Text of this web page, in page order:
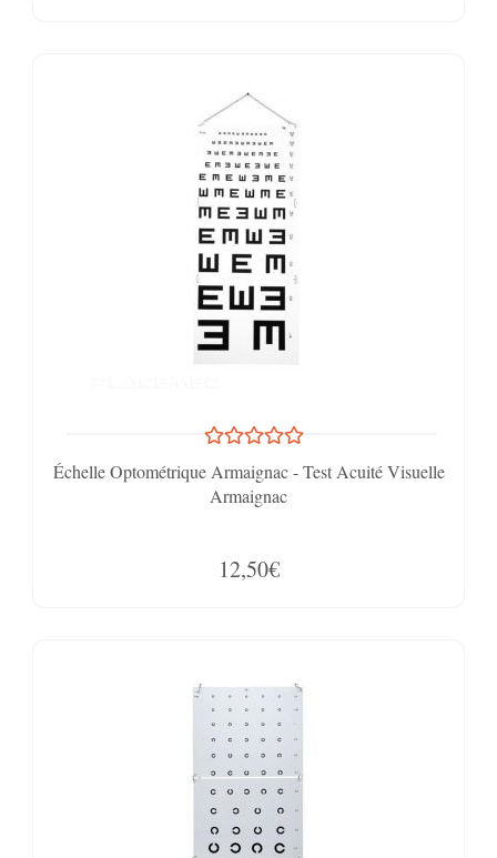
Échelle Optométrique Armaignac - Test Acuité Visuelle
Armaignac
12,50€